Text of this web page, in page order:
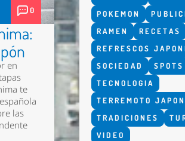
0
en
te
las
POKEMON
RAMEN
RECETAS
REFRESCOS
SOCIEDAD
SPOTS
TECNOLOGIA
TERREMOTO JAPON
TRADICIONES
VIDEO